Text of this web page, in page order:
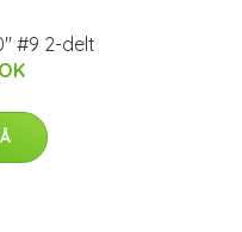
#9 2-delt